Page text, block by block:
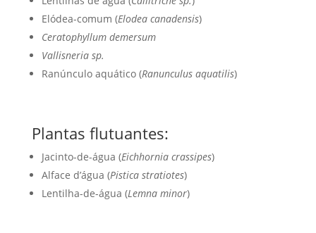
Elódea-comum (Elodea canadensis)
Ceratophyllum demersum
Vallisneria sp.
Ranúnculo aquático (Ranunculus aquatilis)
Plantas flutuantes:
Jacinto-de-água (Eichhornia crassipes)
Alface d’água (Pistica stratiotes)
Lentilha-de-água (Lemna minor)